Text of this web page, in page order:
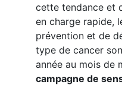
cette tendance et
en charge rapide,
prévention et de
type de cancer
année au mois de
campagne de